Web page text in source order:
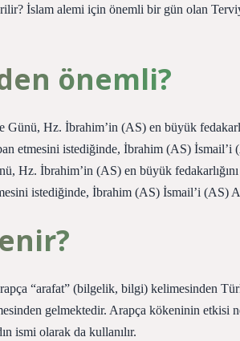
İslam alemi için önemli bir gün olan
önemli?
Günü, Hz. İbrahim’in (AS) en büyük
etmesini istediğinde, İbrahim (AS) İsmail’i
Hz. İbrahim’in (AS) en büyük
istediğinde, İbrahim (AS) İsmail’i (AS)
“arafat” (bilgelik, bilgi) kelimesinden
gelmektedir. Arapça kökeninin etkisi
ismi olarak da kullanılır.